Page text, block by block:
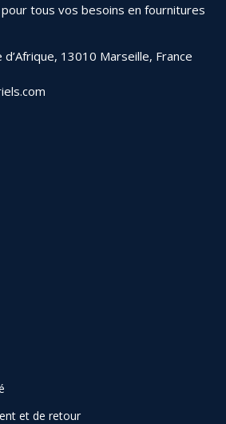
tous vos besoins en fournitures
d’Afrique, 13010 Marseille, France
et de retour